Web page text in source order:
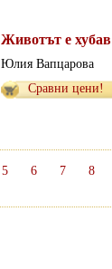
Животът е хубав
Юлия Вапцарова
Сравни цени!
5 6 7 8